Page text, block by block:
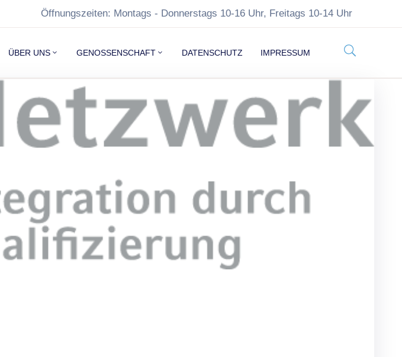
Öffnungszeiten: Montags - Donnerstags 10-16 Uhr, Freitags 10-14 Uhr
ÜBER UNS GENOSSENSCHAFT DATENSCHUTZ IMPRESSUM